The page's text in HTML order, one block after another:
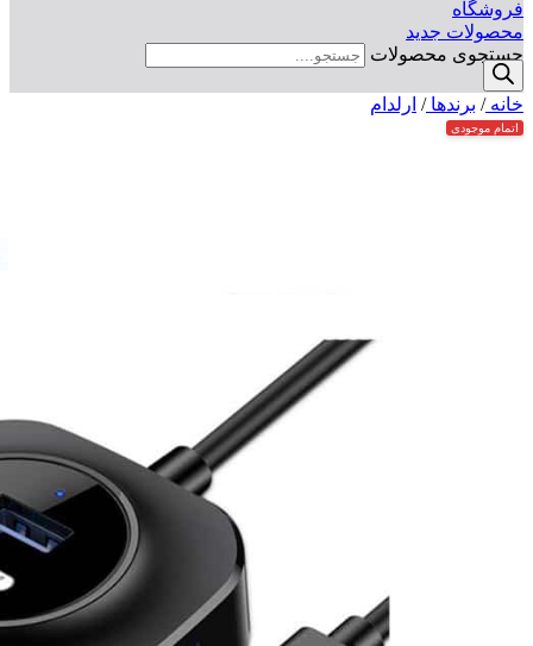
فروشگاه
محصولات جدید
جستجوی محصولات
خانه/ برندها/ ارلدام
اتمام موجودی